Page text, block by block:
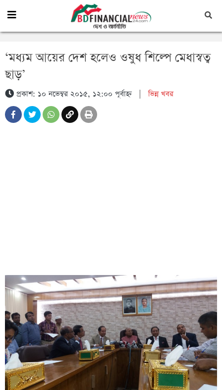
‘মধ্যম আয়ের দেশ হলেও ওষুধ শিল্পে মেধাস্বত্ব
ছাড়’
প্রকাশ: ১০ নভেম্বর ২০১৫, ১২:০০ পূর্বাহ্ন|ভিন্ন খবর